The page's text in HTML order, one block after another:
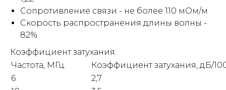
Сопротивление связи - не более 110 мОм/м
Скорость распространения длины волны -
82%
Коэффициент затухания:
Частота, МГц
Коэффициент затухания, дБ/
6
2,7